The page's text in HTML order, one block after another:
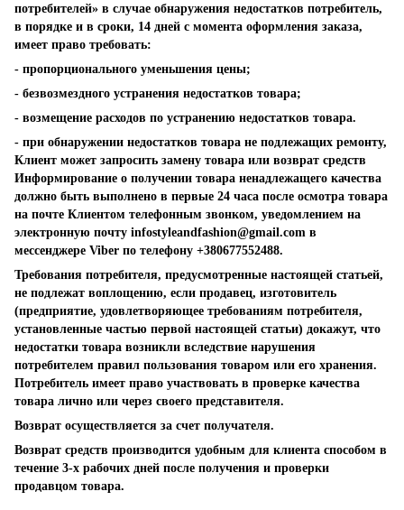
потребителей» в случае обнаружения недостатков потребитель,
в порядке и в сроки, 14 дней с момента оформления заказа,
имеет право требовать:
- пропорционального уменьшения цены;
- безвозмездного устранения недостатков товара;
- возмещение расходов по устранению недостатков товара.
- при обнаружении недостатков товара не подлежащих ремонту,
Клиент может запросить замену товара или возврат средств
Информирование о получении товара ненадлежащего качества
должно быть выполнено в первые 24 часа после осмотра товара
на почте Клиентом телефонным звонком, уведомлением на
электронную почту infostyleandfashion@gmail.com в
мессенджере Viber по телефону +380677552488.
Требования потребителя, предусмотренные настоящей статьей,
не подлежат воплощению, если продавец, изготовитель
(предприятие, удовлетворяющее требованиям потребителя,
установленные частью первой настоящей статьи) докажут, что
недостатки товара возникли вследствие нарушения
потребителем правил пользования товаром или его хранения.
Потребитель имеет право участвовать в проверке качества
товара лично или через своего представителя.
Возврат осуществляется за счет получателя.
Возврат средств производится удобным для клиента способом в
течение 3-х рабочих дней после получения и проверки
продавцом товара.